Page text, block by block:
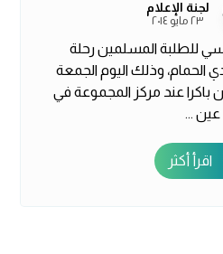
لجنة الإعلام
٢٣ مايو ٢٠١٤
للطلبة المسلمين رحلة
الحمام، وذلك اليوم الجمعة
كان باكرا عند مركز المجموعة في
عين ...
اقرأ أكثر